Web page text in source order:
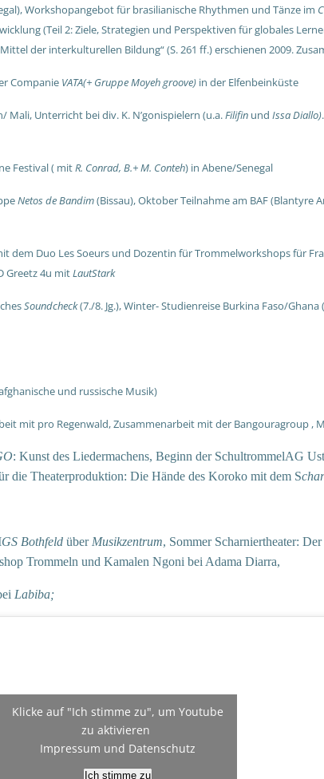
Workshopangebot für brasilianische Rhythmen und Tänze im
(Teil 2: Ziele, Strategien und Perspektiven für globales
der interkulturellen Bildung“ (S. 261 ff.) erschienen 2009.
Companie VATA(+ Gruppe Moyeh groove) in der Elfenbeinküste
Mali, Unterricht bei div. K. N’gonispielern (u.a.Filifin und Issa Diallo)
Festival ( mitR. Conrad, B.+ M. Conteh) in Abene/Senegal
Netos de Bandim(Bissau),Oktober Teilnahme am BAF (Blantyre
dem Duo Les Soeurs und Dozentin für Trommelworkshops für
Greetz 4u mitLautStark
Soundcheck(7./8. Jg.),Winter- Studienreise Burkina Faso/
und russische Musik)
mit pro Regenwald, Zusammenarbeit mit der Bangouragroup ,
: Kunst des Liedermachens, Beginn der SchultrommelAG
die Theaterproduktion: Die Hände des Koroko mit dem S
GS Bothfeld über Musikzentrum, Sommer Scharniertheater:
Trommeln und Kamalen Ngoni bei Adama Diarra,
Labiba;
Klicke auf "Ich stimme zu", um Youtube
zu aktivieren
Impressum und Datenschutz
Ich stimme zu